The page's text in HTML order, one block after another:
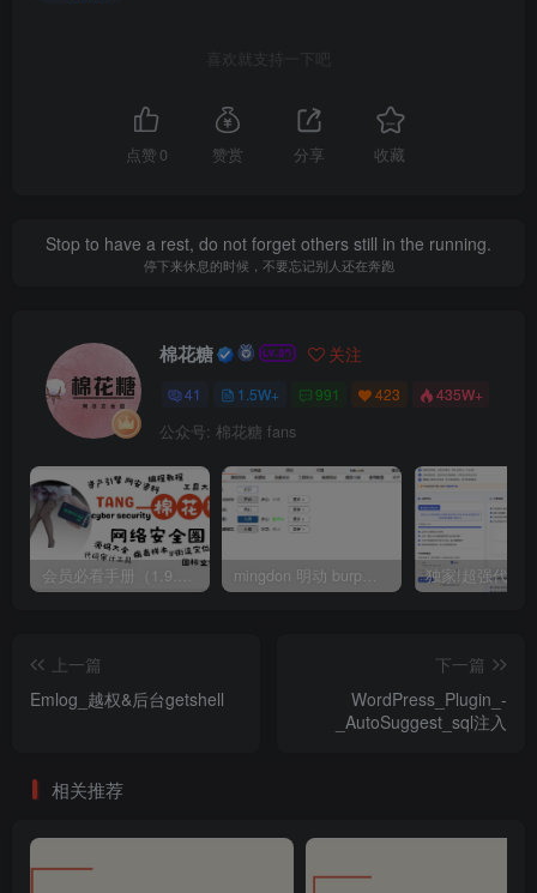
喜欢就支持一下吧
点赞 0 赞赏 分享 收藏
Stop to have a rest, do not forget others still in the running.
停下来休息的时候，不要忘记别人还在奔跑
棉花糖 关注
41 1.5W+ 991 423 435W+
公众号: 棉花糖 fans
会员必看手册（1.9.0版本 26.4.5更新） mingdon 明动 burp插件0.2.6版本 本地时间校验去除版
上一篇
Emlog_越权&后台getshell
下一篇
WordPress_Plugin_-
_AutoSuggest_sql注入
相关推荐